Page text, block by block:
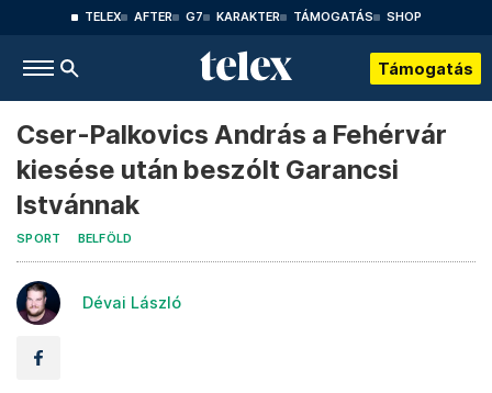
TELEX AFTER G7 KARAKTER TÁMOGATÁS SHOP
Támogatás
Cser-Palkovics András a Fehérvár
kiesése után beszólt Garancsi
Istvánnak
SPORT BELFÖLD
Dévai László